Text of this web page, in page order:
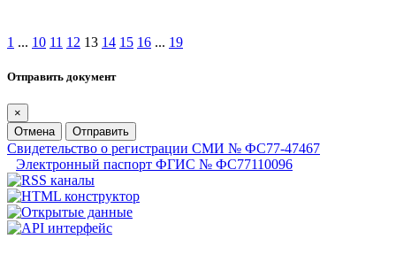
1 ... 10 11 12 13 14 15 16 ... 19
Отправить документ
×
Отмена
Отправить
Свидетельство о регистрации СМИ № ФС77-47467
Электронный паспорт ФГИС № ФС77110096